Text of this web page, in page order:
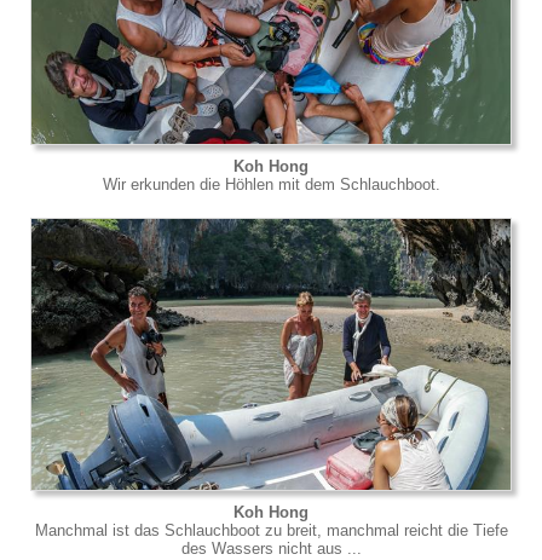
Koh Hong
Wir erkunden die Höhlen mit dem Schlauchboot.
Koh Hong
Manchmal ist das Schlauchboot zu breit, manchmal reicht die Tiefe
des Wassers nicht aus ...